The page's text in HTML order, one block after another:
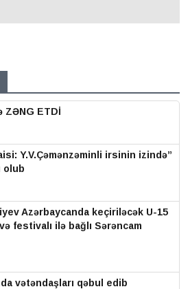
ZƏNG ETDİ
Y.V.Çəmənzəminli irsinin izində”
olub
Azərbaycanda keçiriləcək U-15
festivalı ilə bağlı Sərəncam
vətəndaşları qəbul edib